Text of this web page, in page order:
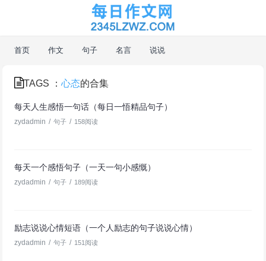
首页 作文 句子 名言 说说
TAGS ：心态的合集
每天人生感悟一句话（每日一悟精品句子）
zydadmin / 句子 / 158阅读
每天一个感悟句子（一天一句小感慨）
zydadmin / 句子 / 189阅读
励志说说心情短语（一个人励志的句子说说心情）
zydadmin / 句子 / 151阅读